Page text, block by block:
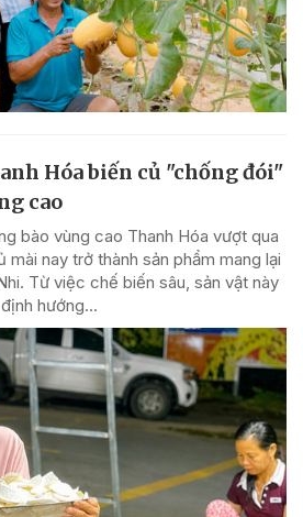
Hóa biến củ "chống đói"
cao
bào vùng cao Thanh Hóa vượt qua
mài nay trở thành sản phẩm mang lại
Từ việc chế biến sâu, sản vật này
hướng...